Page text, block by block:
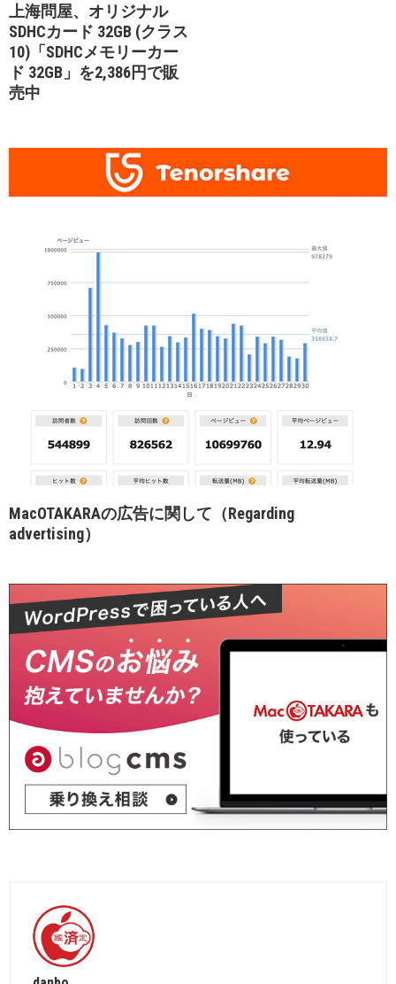
上海問屋、オリジナル
SDHCカード 32GB (クラス
10)「SDHCメモリーカー
ド 32GB」を2,386円で販
売中
MacOTAKARAの広告に関して（Regarding
advertising）